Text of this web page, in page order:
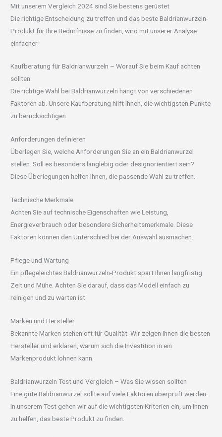
Mit unserem Vergleich 2024 sind Sie bestens gerüstet
Die richtige Entscheidung zu treffen und das beste Baldrianwurzeln-
Produkt für Ihre Bedürfnisse zu finden, wird mit unserer Analyse
einfacher.
Kaufberatung für Baldrianwurzeln – Worauf Sie beim Kauf achten
sollten
Die richtige Wahl bei Baldrianwurzeln hängt von verschiedenen
Faktoren ab. Unsere Kaufberatung hilft Ihnen, die wichtigsten Punkte
zu berücksichtigen.
Anforderungen definieren
Überlegen Sie, welche Anforderungen Sie an ein Baldrianwurzel
stellen. Soll es besonders langlebig oder designorientiert sein?
Diese Überlegungen helfen Ihnen, die passende Wahl zu treffen.
Technische Merkmale
Achten Sie auf technische Eigenschaften wie Leistung,
Energieverbrauch oder besondere Sicherheitsmerkmale. Diese
Faktoren können den Unterschied bei der Auswahl ausmachen.
Pflege und Wartung
Ein pflegeleichtes Baldrianwurzeln-Produkt spart Ihnen langfristig
Zeit und Mühe. Achten Sie darauf, dass das Modell einfach zu
reinigen und zu warten ist.
Marken und Hersteller
Bekannte Marken stehen oft für Qualität. Wir zeigen Ihnen die besten
Hersteller und erklären, warum sich die Investition in ein
Markenprodukt lohnen kann.
Baldrianwurzeln Test und Vergleich – Was Sie wissen sollten
Eine gute Baldrianwurzel sollte auf viele Faktoren überprüft werden.
In unserem Test gehen wir auf die wichtigsten Kriterien ein, um Ihnen
zu helfen, das beste Produkt zu finden.